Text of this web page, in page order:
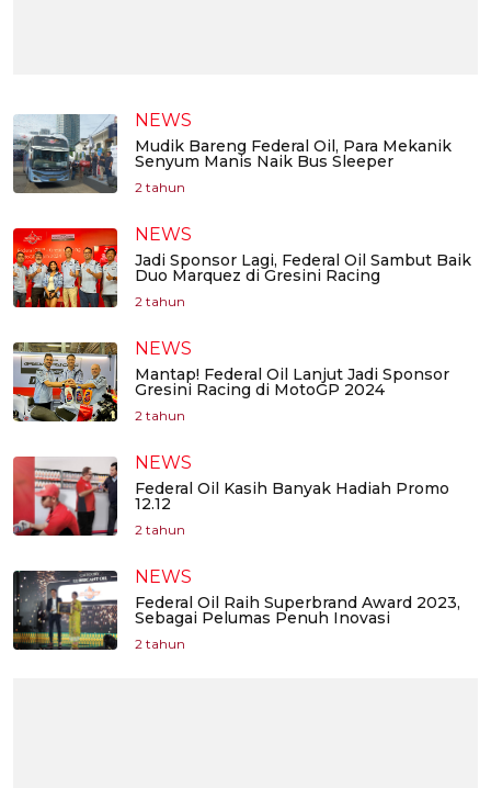
NEWS
Mudik Bareng Federal Oil, Para Mekanik
Senyum Manis Naik Bus Sleeper
2 tahun
NEWS
Jadi Sponsor Lagi, Federal Oil Sambut Baik
Duo Marquez di Gresini Racing
2 tahun
NEWS
Mantap! Federal Oil Lanjut Jadi Sponsor
Gresini Racing di MotoGP 2024
2 tahun
NEWS
Federal Oil Kasih Banyak Hadiah Promo
12.12
2 tahun
NEWS
Federal Oil Raih Superbrand Award 2023,
Sebagai Pelumas Penuh Inovasi
2 tahun